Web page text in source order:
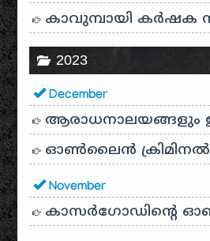
കാവുമ്പായി കർഷക
2023
December
ആരാധനാലയങ്ങളും
ഓൺലൈൻ
November
കാസർഗോഡിൻ്റെ